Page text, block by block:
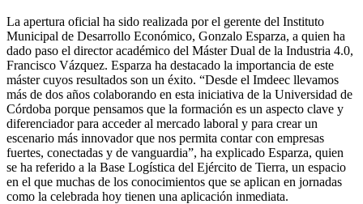
La apertura oficial ha sido realizada por el gerente del Instituto
Municipal de Desarrollo Económico, Gonzalo Esparza, a quien ha
dado paso el director académico del Máster Dual de la Industria 4.0,
Francisco Vázquez. Esparza ha destacado la importancia de este
máster cuyos resultados son un éxito. “Desde el Imdeec llevamos
más de dos años colaborando en esta iniciativa de la Universidad de
Córdoba porque pensamos que la formación es un aspecto clave y
diferenciador para acceder al mercado laboral y para crear un
escenario más innovador que nos permita contar con empresas
fuertes, conectadas y de vanguardia”, ha explicado Esparza, quien
se ha referido a la Base Logística del Ejército de Tierra, un espacio
en el que muchas de los conocimientos que se aplican en jornadas
como la celebrada hoy tienen una aplicación inmediata.